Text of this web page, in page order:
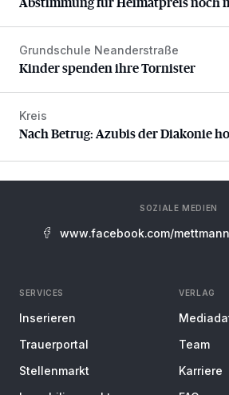
Kinder spenden ihre Tornister
Grundschule Neanderstraße
Kinder spenden ihre Tornister
Nach Betrug: Azubis der Diakonie
Kreis
Nach Betrug: Azubis der Diakonie
SOZIALE MEDIEN
www.facebook.com/
SERVICES
Inserieren
Trauerportal
Stellenmarkt
VERLAG
Team
Karriere